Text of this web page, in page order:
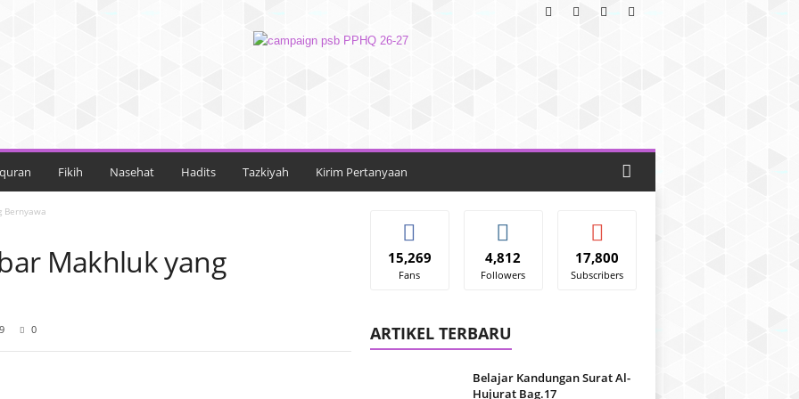
Fikih Nasehat Hadits Tazkiyah Kirim Pertanyaan
Bernyawa
Makhluk yang
0
15,269
Fans
4,812
Followers
17,800
Subscribers
ARTIKEL TERBARU
Belajar Kandungan Surat Al-
Hujurat Bag.17